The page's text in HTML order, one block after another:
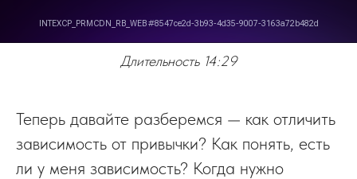
Длительность 14:29
Теперь давайте разберемся — как отличить
зависимость от привычки? Как понять, есть
ли у меня зависимость? Когда нужно